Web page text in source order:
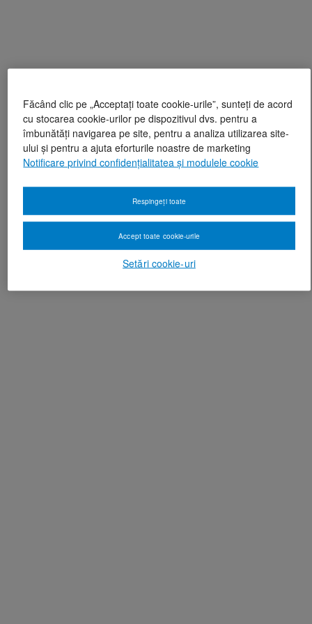
Făcând clic pe „Acceptați toate cookie-urile”, sunteți de acord
cu stocarea cookie-urilor pe dispozitivul dvs. pentru a
îmbunătăți navigarea pe site, pentru a analiza utilizarea site-
ului și pentru a ajuta eforturile noastre de marketing
Notificare privind confidențialitatea și modulele cookie
Setări cookie-uri
Respingeți toate
Accept toate cookie-urile